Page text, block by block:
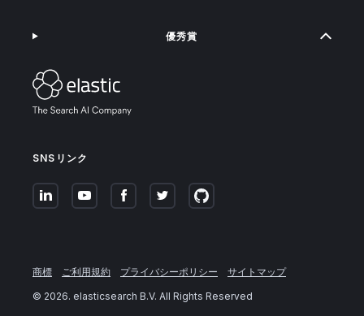
SNSリンク
優秀賞
商標 ご利用規約 プライバシーポリシー
サイトマップ
© 2026. elasticsearch B.V. All Rights Reserved